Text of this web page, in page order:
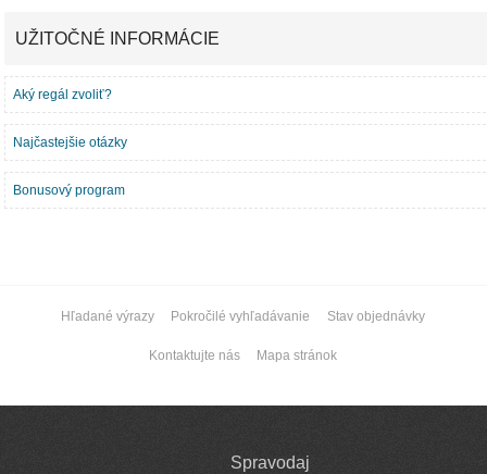
UŽITOČNÉ INFORMÁCIE
Aký regál zvoliť?
Najčastejšie otázky
Bonusový program
Hľadané výrazy Pokročilé vyhľadávanie Stav objednávky
Kontaktujte nás Mapa stránok
Spravodaj